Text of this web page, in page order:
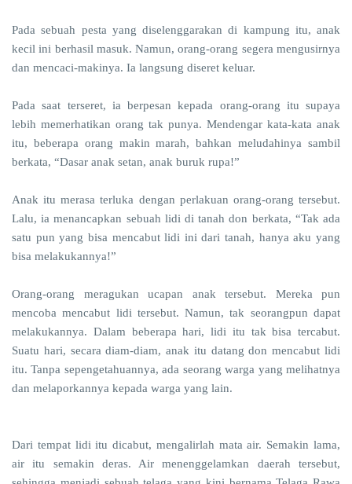
Pada sebuah pesta yang diselenggarakan di kampung itu, anak
kecil ini berhasil masuk. Namun, orang-orang segera mengusirnya
dan mencaci-makinya. Ia langsung diseret keluar.
Pada saat terseret, ia berpesan kepada orang-orang itu supaya
lebih memerhatikan orang tak punya. Mendengar kata-kata anak
itu, beberapa orang makin marah, bahkan meludahinya sambil
berkata, “Dasar anak setan, anak buruk rupa!”
Anak itu merasa terluka dengan perlakuan orang-orang tersebut.
Lalu, ia menancapkan sebuah lidi di tanah don berkata, “Tak ada
satu pun yang bisa mencabut lidi ini dari tanah, hanya aku yang
bisa melakukannya!”
Orang-orang meragukan ucapan anak tersebut. Mereka pun
mencoba mencabut lidi tersebut. Namun, tak seorangpun dapat
melakukannya. Dalam beberapa hari, lidi itu tak bisa tercabut.
Suatu hari, secara diam-diam, anak itu datang don mencabut lidi
itu. Tanpa sepengetahuannya, ada seorang warga yang melihatnya
dan melaporkannya kepada warga yang lain.
Dari tempat lidi itu dicabut, mengalirlah mata air. Semakin lama,
air itu semakin deras. Air menenggelamkan daerah tersebut,